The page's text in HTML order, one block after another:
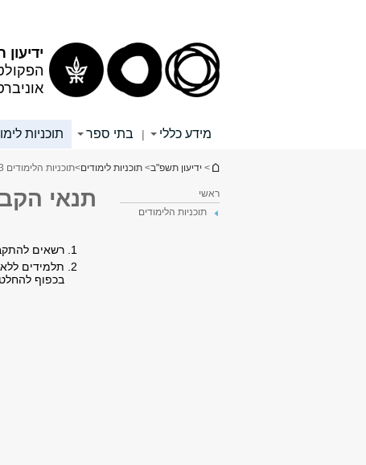
מידע כללי | בתי ספר תוכניות
הינך נמצא כאן
> ידיעון תשפ"ב> תוכניות לימודים>תוכניות הלימודים 3
ראשי
תוכניות הלימודים
תנאי
רשאים להתקבל
בכפוף